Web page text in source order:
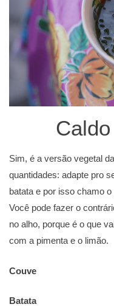
Sim, é a versão vegetal
quantidades: adapte pro
batata e por isso chamo
Você pode fazer o
no alho, porque é o que
com a pimenta e o limão.
Couve
Batata